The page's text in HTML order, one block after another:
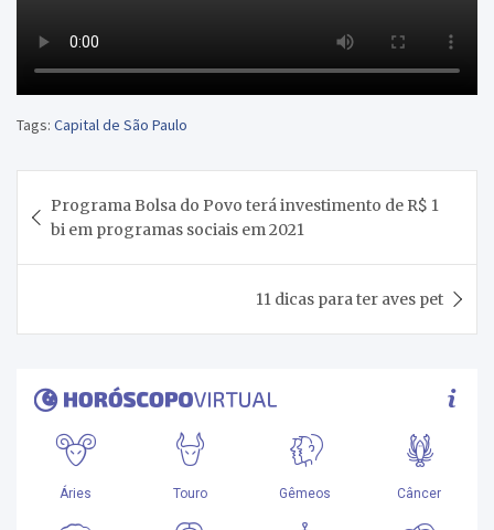
Tags: Capital de São Paulo
de
Post
Programa Bolsa do Povo terá investimento de R$ 1
bi em programas sociais em 2021
11 dicas para ter aves pet